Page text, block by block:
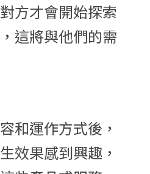
方才會開始探索
這將與他們的需
和運作方式後，
效果感到興趣，